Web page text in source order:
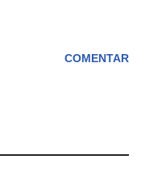
COMENTAR